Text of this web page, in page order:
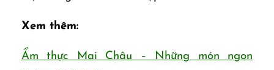
Xem thêm:
Ẩm thực Mai Châu – Những món ngon